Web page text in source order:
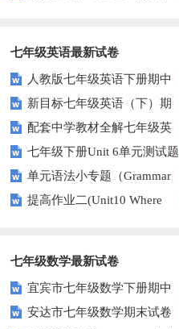
七年级英语最新试卷
人教版七年级英语下册期中
试卷及答案
新目标七年级英语（下）期
终质量检查
配套中学教材全解七年级英
语（上）（人教版）期中检测题
七年级下册Unit 6单元测试题
单元语法小专题（Grammar
Focus）
提高作业二(Unit10 Where
七年级数学最新试卷
宜宾市七年级数学下册期中
试题安达市七年级数学期末试卷